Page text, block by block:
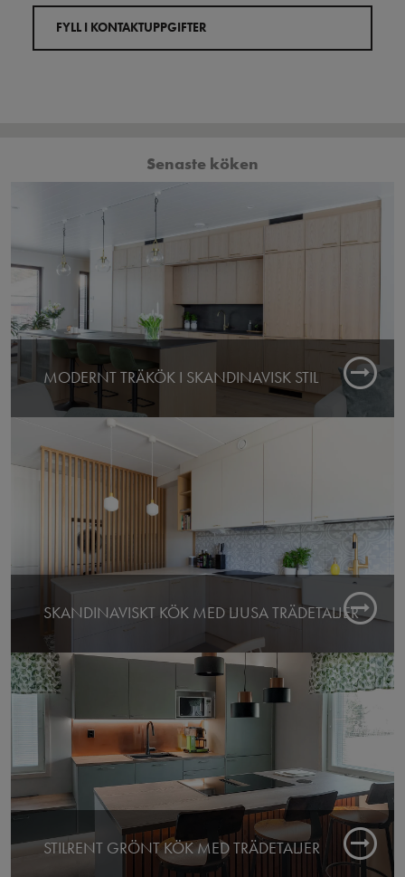
FYLL I KONTAKTUPPGIFTER
Senaste köken
MODERNT TRÄKÖK I SKANDINAVISK STIL
Färdigt: 2025
Butik: Espoo
SKANDINAVISKT KÖK MED LJUSA TRÄDETALJER
Färdigt:
Butik: Espoo
STILRENT GRÖNT KÖK MED TRÄDETALJER